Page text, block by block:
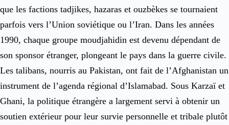
que les factions tadjikes, hazaras et ouzbèkes se tournaient
parfois vers l’Union soviétique ou l’Iran. Dans les années
1990, chaque groupe moudjahidin est devenu dépendant de
son sponsor étranger, plongeant le pays dans la guerre civile.
Les talibans, nourris au Pakistan, ont fait de l’Afghanistan un
instrument de l’agenda régional d’Islamabad. Sous Karzaï et
Ghani, la politique étrangère a largement servi à obtenir un
soutien extérieur pour leur survie personnelle et tribale plutôt